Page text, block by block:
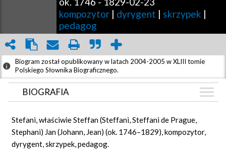
kompozytor | dyrygent | skrzypek |
pedagog
Biogram został opublikowany w latach 2004-2005 w XLIII tomie
Polskiego Słownika Biograficznego.
BIOGRAFIA
ZDJĘCIA (3)
GRAF POWIĄZAŃ
Stefani, właściwie Steffan (Steffani, Steffani de Prague,
Stephani) Jan (Johann, Jean) (ok. 1746–1829), kompozytor,
dyrygent, skrzypek, pedagog.